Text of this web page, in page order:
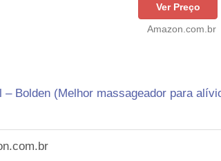
Ver Preço
Amazon.com.br
Bolden (Melhor massageador para